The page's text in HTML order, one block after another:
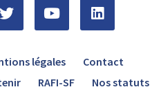
légales
Contact
RAFI-SF Nos statuts